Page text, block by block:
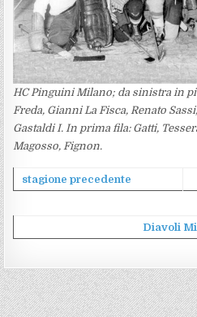
HC Pinguini Milano; da sinistra in
Freda, Gianni La Fisca, Renato
Gastaldi I. In prima fila: Gatti,
Magosso, Fignon.
stagione precedente
Diavoli